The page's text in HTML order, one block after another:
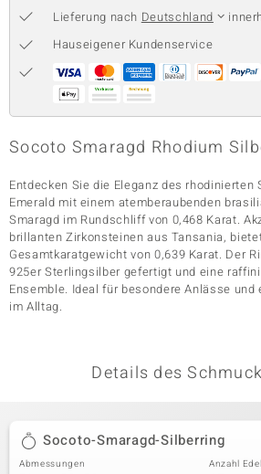
Classics
Lieferung nach Deutschland
Hauseigener Kundenservice
Socoto Smaragd Rhodium
Entdecken Sie die Eleganz des rhodinierten
Emerald mit einem atemberaubenden
Smaragd im Rundschliff von 0,468 Karat.
brillanten Zirkonsteinen aus Tansania,
Gesamtkaratgewicht von 0,639 Karat. Der
925er Sterlingsilber gefertigt und eine
Ensemble. Ideal für besondere Anlässe und
im Alltag.
Details des
Socoto-Smaragd-Silberring
Abmessungen Anzahl